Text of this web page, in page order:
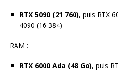
RTX 5090 (21 760), puis RTX
4090 (16 384)
RAM :
RTX 6000 Ada (48 Go), puis